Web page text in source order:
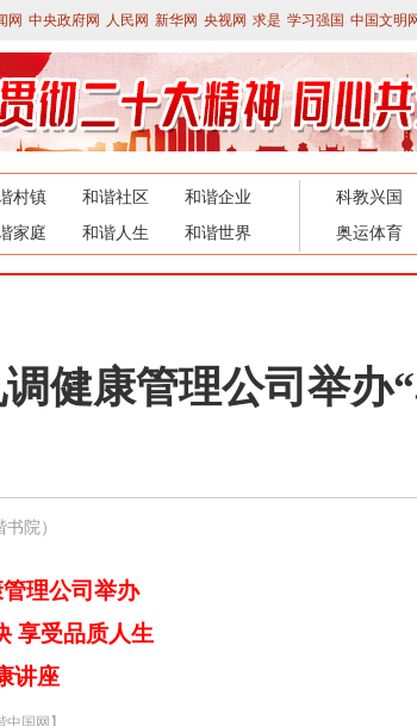
网 中央政府网 人民网 新华网 央视网 求是 学习强国 中国文明
村镇 和谐社区
和谐企业
家庭 和谐人生 和谐世界
科教兴国
奥运体育
调健康管理公司举办
院）
理公司举办
享受品质人生
讲座
中国网】